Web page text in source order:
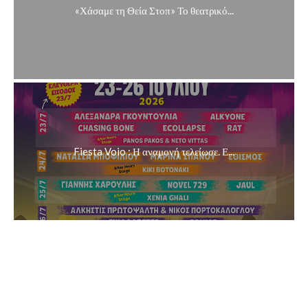
«Χάσαμε τη Θεία Στοπ» Το θεατρικό...
Fiesta Voio : Η αναμονή τελείωσε. Ε...